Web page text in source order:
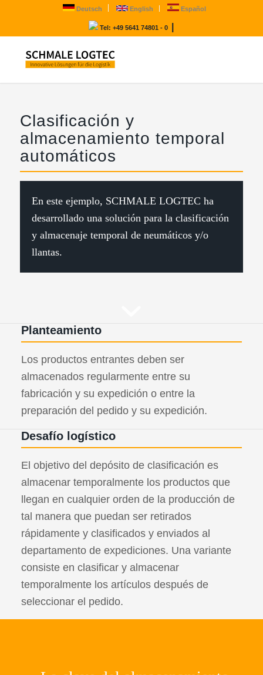
Deutsch English Español
Tel: +49 5641 74801 - 0
Clasificación y
almacenamiento temporal
automáticos
En este ejemplo, SCHMALE LOGTEC ha
desarrollado una solución para la clasificación
y almacenaje temporal de neumáticos y/o
llantas.
Planteamiento
Los productos entrantes deben ser
almacenados regularmente entre su
fabricación y su expedición o entre la
preparación del pedido y su expedición.
Desafío logístico
El objetivo del depósito de clasificación es
almacenar temporalmente los productos que
llegan en cualquier orden de la producción de
tal manera que puedan ser retirados
rápidamente y clasificados y enviados al
departamento de expediciones. Una variante
consiste en clasificar y almacenar
temporalmente los artículos después de
seleccionar el pedido.